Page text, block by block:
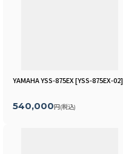
YAMAHA YSS-875EX[YSS-875EX-02]
540,000円(税込)